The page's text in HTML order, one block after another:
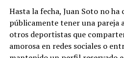
Hasta la fecha, Juan Soto no
públicamente tener una pareja
otros deportistas que
amorosa en redes sociales o